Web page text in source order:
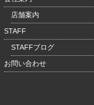
店舗案内
STAFF
STAFFブログ
お問い合わせ